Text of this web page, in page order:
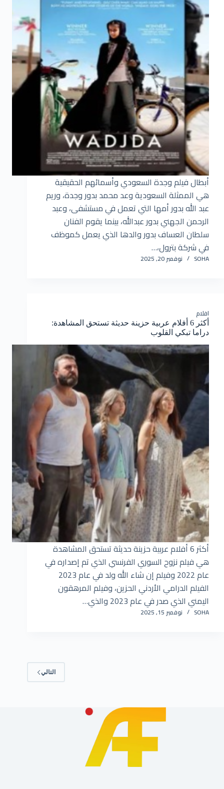
أبطال فيلم وجدة السعودي وأسمائهم الحقيقية
هي الممثلة السعودية وعد محمد بدور وجدة، وريم
عبد الله بدور أمها التي تعمل في مستشفى، وعبد
الرحمن الجهني بدور عبدالله، بينما يقوم الفنان
سلطان العساف بدور والدها الذي يعمل كموظف
في شركة بترول،…
SOHA نوفمبر 20, 2025
افلام
أكثر 6 أفلام عربية حزينة حديثة تستحق المشاهدة:
دراما تبكي القلوب
أكثر 6 أفلام عربية حزينة حديثة تستحق المشاهدة
هي فيلم نزوح السوري الفرنسي الذي تم إصداره في
عام 2022 وفيلم إن شاء الله ولد في عام 2023
الفيلم الدرامي الأردني الحزين، وفيلم المرهقون
اليمني الذي صدر في عام 2023 والذي…
SOHA نوفمبر 15, 2025
التالي